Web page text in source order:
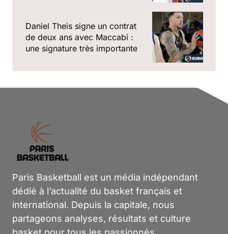
Daniel Theis signe un contrat
de deux ans avec Maccabi :
une signature très importante
Paris Basketball est un média indépendant
dédié à l’actualité du basket français et
international. Depuis la capitale, nous
partageons analyses, résultats et culture